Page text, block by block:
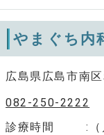
やまぐち内
広島県広島市南
082-250-2222
診療時間